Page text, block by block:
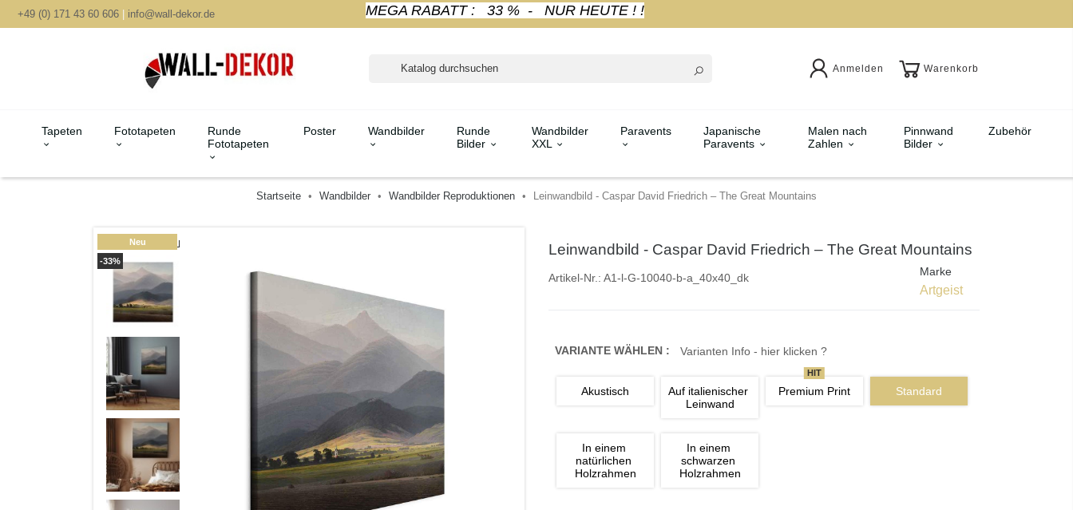
+49 (0) 171 43 60 606 | info@wall-dekor.de MEGA RABATT : 33 % - NUR HEUTE ! !
Anmelden Warenkorb
Tapeten Fototapeten
Runde
Fototapeten
Poster Wandbilder
Runde
Bilder
Wandbilder
XXL
Paravents
Japanische
Paravents
Malen nach
Zahlen
Pinnwand
Bilder
Zubehör
Startseite Wandbilder Wandbilder Reproduktionen Leinwandbild - Caspar David Friedrich – The Great Mountains
-33%
Neu Leinwandbild - Caspar David Friedrich – The Great Mountains
Artikel-Nr.: A1-l-G-10040-b-a_40x40_dk Marke
Artgeist
VARIANTE WÄHLEN : Varianten Info - hier klicken ?
Akustisch
Auf italienischer
Leinwand
Premium Print
HIT
Standard
In einem
natürlichen
Holzrahmen
In einem
schwarzen
Holzrahmen